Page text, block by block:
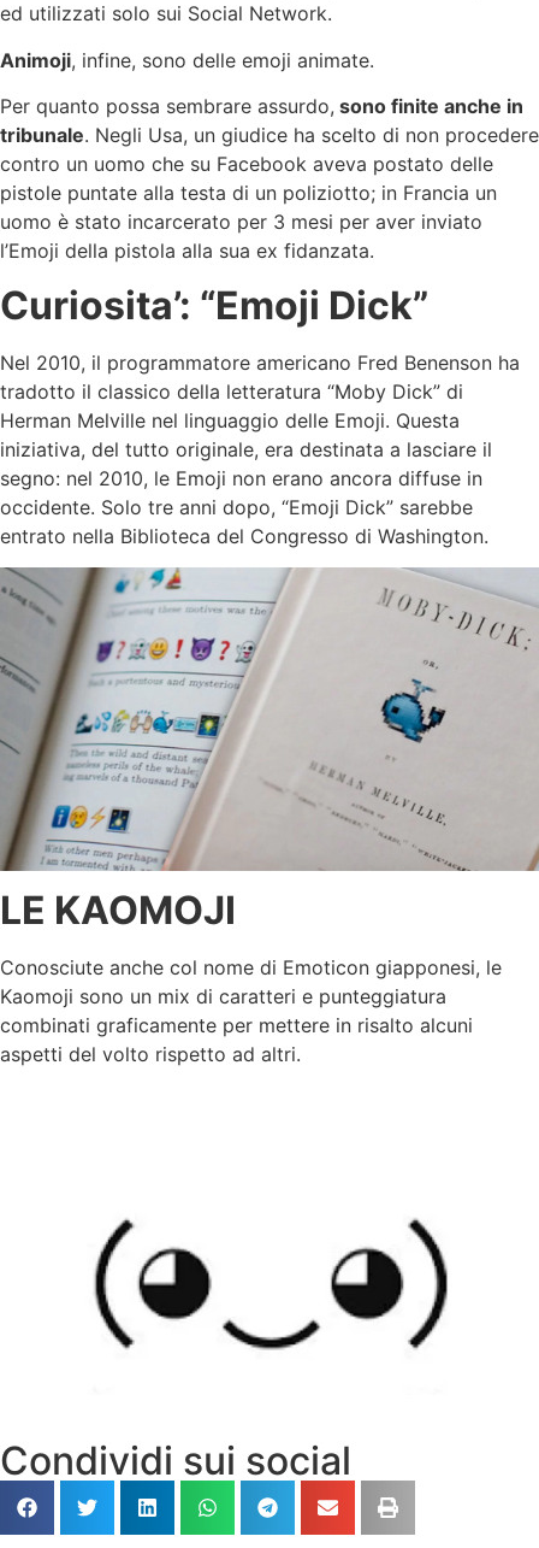
ed utilizzati solo sui Social Network.
Animoji, infine, sono delle emoji animate.
Per quanto possa sembrare assurdo, sono finite anche in
tribunale. Negli Usa, un giudice ha scelto di non procedere
contro un uomo che su Facebook aveva postato delle
pistole puntate alla testa di un poliziotto; in Francia un
uomo è stato incarcerato per 3 mesi per aver inviato
l’Emoji della pistola alla sua ex fidanzata.
Curiosita’: “Emoji Dick”
Nel 2010, il programmatore americano Fred Benenson ha
tradotto il classico della letteratura “Moby Dick” di
Herman Melville nel linguaggio delle Emoji. Questa
iniziativa, del tutto originale, era destinata a lasciare il
segno: nel 2010, le Emoji non erano ancora diffuse in
occidente. Solo tre anni dopo, “Emoji Dick” sarebbe
entrato nella Biblioteca del Congresso di Washington.
LE KAOMOJI
Conosciute anche col nome di Emoticon giapponesi, le
Kaomoji sono un mix di caratteri e punteggiatura
combinati graficamente per mettere in risalto alcuni
aspetti del volto rispetto ad altri.
Condividi sui social